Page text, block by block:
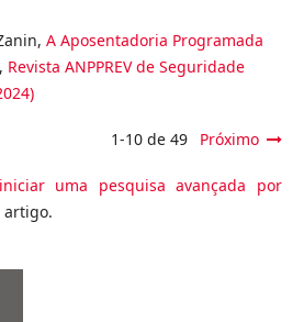
A Aposentadoria Programada
, Revista ANPPREV de Seguridade
1-10 de 49 Próximo
iniciar uma pesquisa avançada por